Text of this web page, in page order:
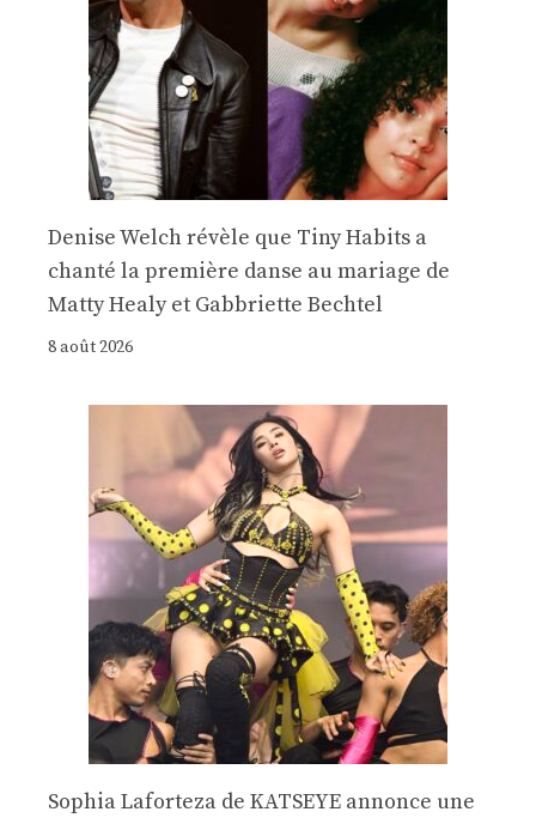
Denise Welch révèle que Tiny Habits a
chanté la première danse au mariage de
Matty Healy et Gabbriette Bechtel
8 août 2026
Sophia Laforteza de KATSEYE annonce une